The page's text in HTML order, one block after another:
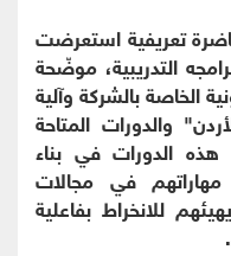
تعريفية استعرضت
التدريبية، موضّحة
الخاصة بالشركة وآلية
والدورات المتاحة
هذه الدورات في بناء
مهاراتهم في مجالات
للانخراط بفاعلية